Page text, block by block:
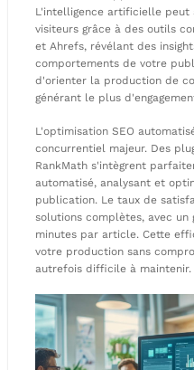
L'intelligence artificielle peut
visiteurs grâce à des outils
et Ahrefs, révélant des
comportements de votre
d'orienter la production de
générant le plus
L'optimisation SEO
concurrentiel majeur. Des
RankMath s'intègrent
automatisé, analysant et
publication. Le taux de
solutions complètes, avec un
minutes par article. Cette
votre production sans
autrefois difficile à maintenir.